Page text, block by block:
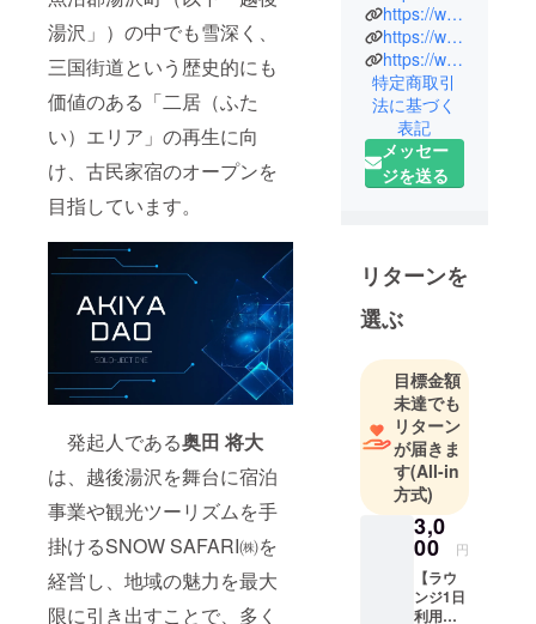
湯沢」）の中でも雪深く、
三国街道という歴史的にも
価値のある「二居（ふた
い）エリア」の再生に向
け、古民家宿のオープンを
目指しています。
発起人である奥田 将大
は、越後湯沢を舞台に宿泊
事業や観光ツーリズムを手
掛けるSNOW SAFARI㈱を
経営し、地域の魅力を最大
限に引き出すことで、多く
家活用を進
める「空き
家DAO」で
す！これま
で流通が難
しかった空
き家を、資
し新たなコ
ミュニティ
を生み出す
ことで、流
通にのせて
いく革新的
なプラット
ホームで
す。空き家
所有者の不
安解消や思
いを受け継
ぐユーザー
https://www.instagram.com/snowsafari_localguide_hostel/
https://www.instagram.com/jectone_akisapo/
https://www.youtube.com/channel/UCp-Xj2TJUJ603N2BcQTrVOg
特定商取引
法に基づく
表記
メッセー
ジを送る
リターンを
選ぶ
目標金額
未達でも
リターン
が届きま
す(All-in
方式)
3,0
00 円
【ラウ
ンジ1日
利用チ